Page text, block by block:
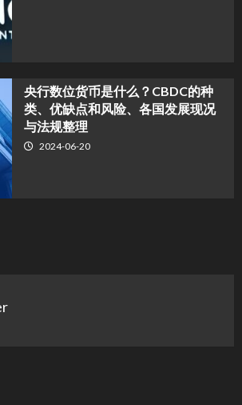
央行数位货币是什么？CBDC的种
类、优缺点和风险、各国发展现况
与法规整理
2024-06-20